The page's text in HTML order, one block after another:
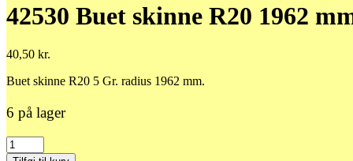
42530 Buet skinne R20 1962
40,50 kr.
Buet skinne R20 5 Gr. radius 1962 mm.
6 på lager
42530
Buet